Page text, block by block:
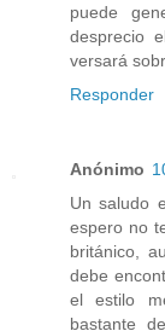
puede
desprecio
versará
Responder
Anónimo
Un saludo
espero no
británico,
debe
el estilo
bastante